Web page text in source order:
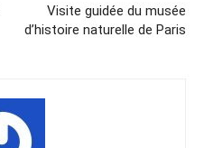
Visite guidée du musée
d’histoire naturelle de Paris